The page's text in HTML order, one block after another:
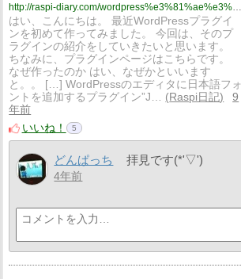
はい、こんにちは。 最近WordPressプラグイ
ンを初めて作ってみました。 今回は、そのプ
ラグインの紹介をしていきたいと思います。
ちなみに、プラグインページはこちらです。
なぜ作ったのか はい、なぜかといいます
と。。 […] WordPressのエディタに日本語フォ
ントを追加するプラグイン”J…
Raspi日記
9
年前
いいね！
5
どんぱっち 拝見です(*'▽')
4年前